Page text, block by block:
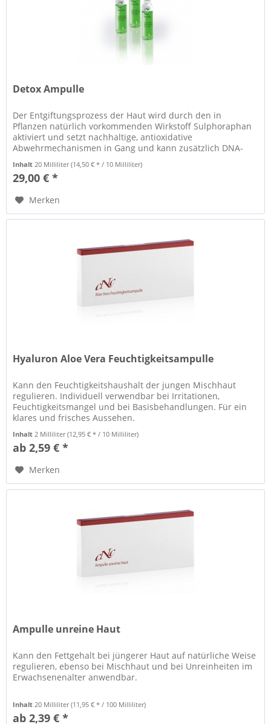
Detox Ampulle
Der Entgiftungsprozess der Haut wird durch den in
Pflanzen natürlich vorkommenden Wirkstoff Sulphoraphan
aktiviert und setzt nachhaltige, antioxidative
Abwehrmechanismen in Gang und kann zusätzlich DNA-
Inhalt 20 Milliliter(14,50 € * / 10 Milliliter)
29,00 € *
Merken
Hyaluron Aloe Vera Feuchtigkeitsampulle
Kann den Feuchtigkeitshaushalt der jungen Mischhaut
regulieren. Individuell verwendbar bei Irritationen,
Feuchtigkeitsmangel und bei Basisbehandlungen. Für ein
klares und frisches Aussehen.
Inhalt2 Milliliter(12,95 € * / 10 Milliliter)
ab 2,59 € *
Merken
Ampulle unreine Haut
Kann den Fettgehalt bei jüngerer Haut auf natürliche Weise
regulieren, ebenso bei Mischhaut und bei Unreinheiten im
Erwachsenenalter anwendbar.
Inhalt20 Milliliter(11,95 € * / 100 Milliliter)
ab 2,39 € *